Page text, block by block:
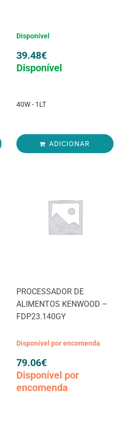
Disponível
39.48€
Disponível
40W - 1LT
ADICIONAR
PROCESSADOR DE
ALIMENTOS KENWOOD –
FDP23.140GY
Disponível por encomenda
79.06€
Disponível por
encomenda